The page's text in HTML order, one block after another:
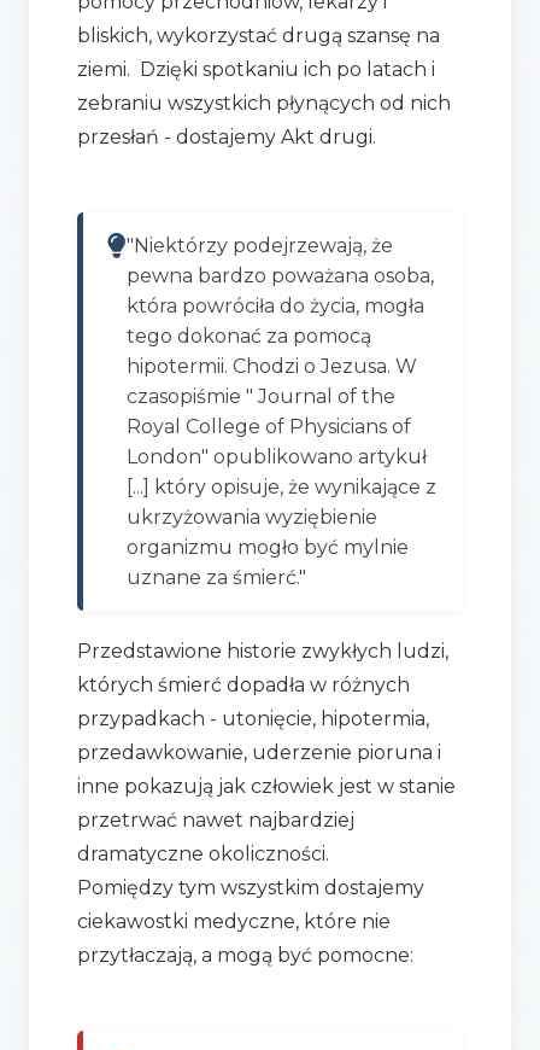
bliskich, wykorzystać drugą szansę na
ziemi. Dzięki spotkaniu ich po latach i
zebraniu wszystkich płynących od nich
przesłań - dostajemy Akt drugi.
"Niektórzy podejrzewają, że
pewna bardzo poważana osoba,
która powróciła do życia, mogła
tego dokonać za pomocą
hipotermii. Chodzi o Jezusa. W
czasopiśmie " Journal of the
Royal College of Physicians of
London" opublikowano artykuł
[...] który opisuje, że wynikające z
ukrzyżowania wyziębienie
organizmu mogło być mylnie
uznane za śmierć."
Przedstawione historie zwykłych ludzi,
których śmierć dopadła w różnych
przypadkach - utonięcie, hipotermia,
przedawkowanie, uderzenie pioruna i
inne pokazują jak człowiek jest w stanie
przetrwać nawet najbardziej
dramatyczne okoliczności.
Pomiędzy tym wszystkim dostajemy
ciekawostki medyczne, które nie
przytłaczają, a mogą być pomocne: